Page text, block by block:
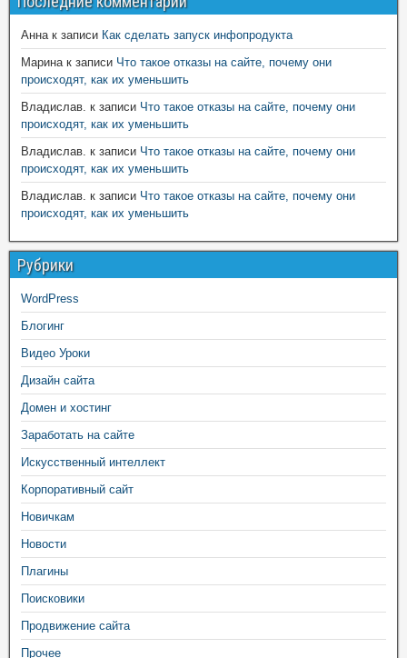
Аннак записи Как сделать запуск инфопродукта
Маринак записи Что такое отказы на сайте, почему они
происходят, как их уменьшить
Владислав. к записи Что такое отказы на сайте, почему они
происходят, как их уменьшить
Владислав. к записи Что такое отказы на сайте, почему они
происходят, как их уменьшить
Владислав. к записи Что такое отказы на сайте, почему они
происходят, как их уменьшить
Рубрики
WordPress
Блогинг
Видео Уроки
Дизайн сайта
Домен и хостинг
Заработать на сайте
Искусственный интеллект
Корпоративный сайт
Новичкам
Новости
Плагины
Поисковики
Продвижение сайта
Прочее